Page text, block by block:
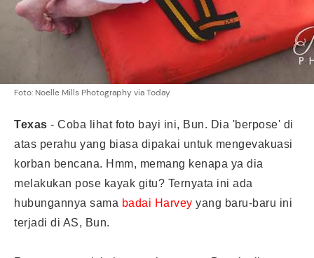
Foto: Noelle Mills Photography via Today
Texas - Coba lihat foto bayi ini, Bun. Dia 'berpose' di
atas perahu yang biasa dipakai untuk mengevakuasi
korban bencana. Hmm, memang kenapa ya dia
melakukan pose kayak gitu? Ternyata ini ada
hubungannya sama badai Harvey yang baru-baru ini
terjadi di AS, Bun.